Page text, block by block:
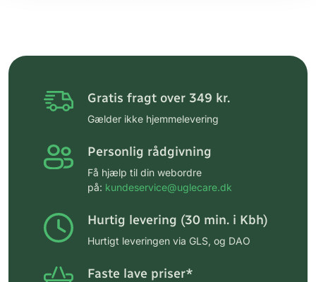
Gratis fragt over 349 kr.
Gælder ikke hjemmelevering
Personlig rådgivning
Få hjælp til din webordre
på: kundeservice@uglecare.dk
Hurtig levering (30 min. i Kbh)
Hurtigt leveringen via GLS, og DAO
Faste lave priser*